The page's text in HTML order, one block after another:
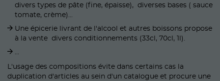
divers types de pâte (fine, épaisse), diverses bases ( sauce
tomate, crème)...
Une épicerie livrant de l'alcool et autres boissons propose
à la vente divers conditionnements (33cl, 70cl, 1l).
...
L'usage des compositions évite dans certains cas la
duplication d'articles au sein d'un catalogue et procure une